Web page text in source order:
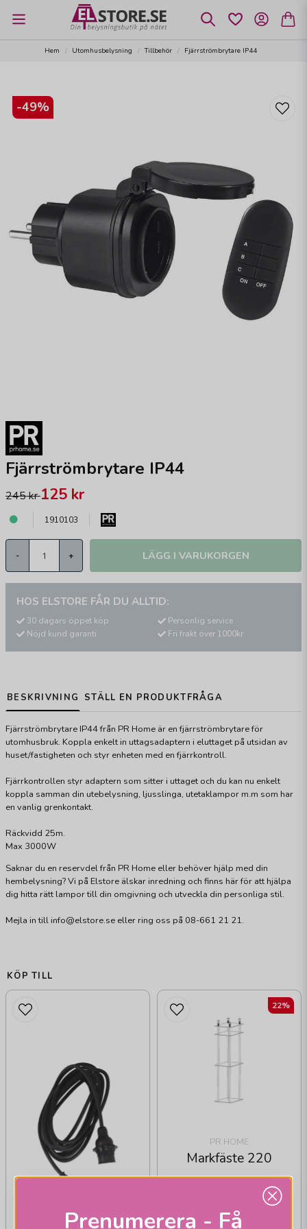
Hem Utomhusbelysning Tillbehör Fjärrströmbrytare IP44
-49%
Fjärrströmbrytare IP44
245 kr125 kr
1910103
- + LÄGG I VARUKORGEN
HOS ELSTORE FÅR DU ALLTID:
30 dagars öppet köp
Nöjd kund garanti
Personlig service
Fri frakt över 1000kr
BESKRIVNING STÄLL EN PRODUKTFRÅGA
Fjärrströmbrytare IP44 från PR Home är en fjärrströmbrytare för
utomhusbruk. Koppla enkelt in uttagsadaptern i eluttaget på utsidan av
huset/fastigheten och styr enheten med en fjärrkontroll.
Fjärrkontrollen styr adaptern som sitter i uttaget och du kan nu enkelt
koppla samman din utebelysning, ljusslinga, utetaklampor m.m som har
en vanlig grenkontakt.
Räckvidd 25m.
Max 3000W
Saknar du en reservdel från PR Home eller behöver hjälp med din
hembelysning? Vi på Elstore älskar inredning och finns här för att hjälpa
dig hitta rätt lampor till din omgivning och utveckla din personliga stil.
Mejla in till info@elstore.se eller ring oss på 08-661 21 21.
KÖP TILL
PR HOME
Markfäste 220
22%
Prenumerera - Få